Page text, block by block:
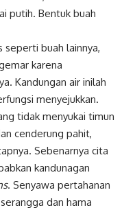
putih. Bentuk buah
seperti buah lainnya,
karena
Kandungan air inilah
menyejukkan.
tidak menyukai timun
cenderung pahit,
Sebenarnya cita
kandunagan
. Senyawa pertahanan
dan hama